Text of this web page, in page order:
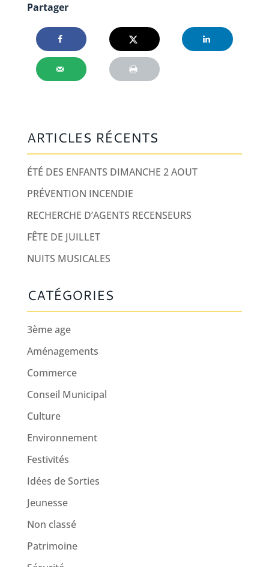
Partager
ARTICLES RÉCENTS
ÉTÉ DES ENFANTS DIMANCHE 2 AOUT
PRÉVENTION INCENDIE
RECHERCHE D’AGENTS RECENSEURS
FÊTE DE JUILLET
NUITS MUSICALES
CATÉGORIES
3ème age
Aménagements
Commerce
Conseil Municipal
Culture
Environnement
Festivités
Idées de Sorties
Jeunesse
Non classé
Patrimoine